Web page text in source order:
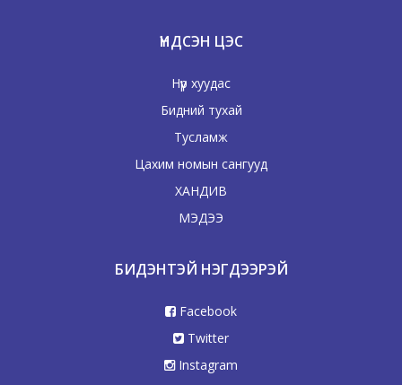
ҮНДСЭН ЦЭС
Нүүр хуудас
Бидний тухай
Тусламж
Цахим номын сангууд
ХАНДИВ
МЭДЭЭ
БИДЭНТЭЙ НЭГДЭЭРЭЙ
Facebook
Twitter
Instagram